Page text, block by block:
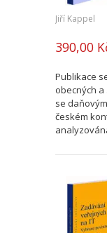
Jiří Kappel
390,00
Publikace
obecných
se
českém